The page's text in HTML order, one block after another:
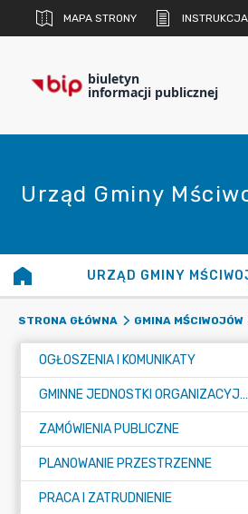
MAPA STRONY INSTRUKCJA
biuletyn
informacji publicznej
Urząd Gminy
URZĄD GMINY
STRONA GŁÓWNA GMINA MŚCIWOJÓW
OGŁOSZENIA I KOMUNIKATY
GMINNE JEDNOSTKI ORGANIZACYJNE
ZAMÓWIENIA PUBLICZNE
PLANOWANIE PRZESTRZENNE
PRACA I ZATRUDNIENIE